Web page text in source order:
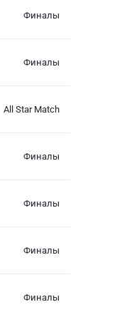
Финалы
Финалы
All Star Match
Финалы
Финалы
Финалы
Финалы